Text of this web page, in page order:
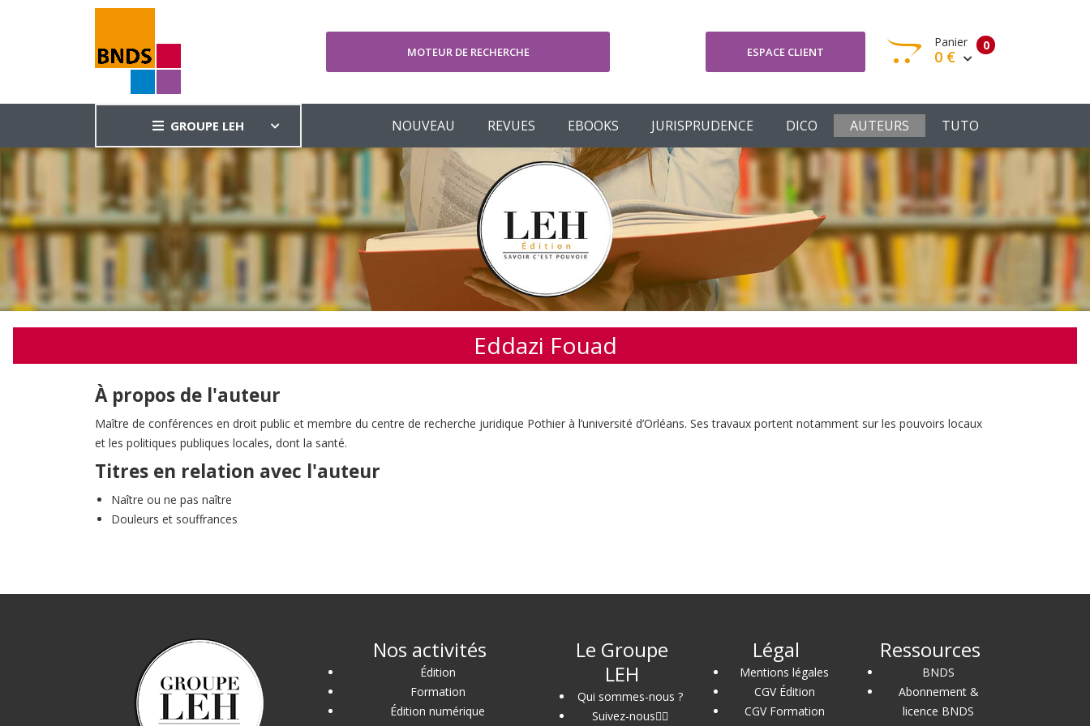
MOTEUR DE RECHERCHE ESPACE CLIENT 0
Panier
0 €
Votre panier est vide
Votre Panier Commander
GROUPE LEH NOUVEAU REVUES EBOOKS JURISPRUDENCE DICO AUTEURS TUTO
Eddazi Fouad
À propos de l'auteur
Maître de conférences en droit public et membre du centre de recherche juridique Pothier à l’université d’Orléans. Ses travaux portent notamment sur les pouvoirs locaux
et les politiques publiques locales, dont la santé.
Titres en relation avec l'auteur
Naître ou ne pas naître
Douleurs et souffrances
Nos activités
Édition
Formation
Édition numérique
Le Groupe
LEH
Qui sommes-nous ?
Suivez-nous
Légal
Mentions légales
CGV Édition
CGV Formation
Ressources
BNDS
Abonnement &
licence BNDS